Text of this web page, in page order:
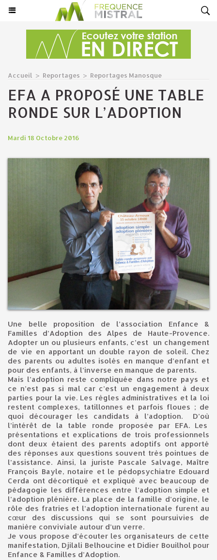
Accueil > Reportages > Reportages Manosque
EFA A PROPOSÉ UNE TABLE
RONDE SUR L’ADOPTION
Mardi 18 Octobre 2016
Une belle proposition de l’association Enfance &
Familles d’Adoption des Alpes de Haute-Provence.
Adopter un ou plusieurs enfants, c’est un changement
de vie en apportant un double rayon de soleil. Chez
des parents ou adultes isolés en manque d’enfant et
pour des enfants, à l’inverse en manque de parents.
Mais l’adoption reste compliquée dans notre pays et
ce n’est pas si mal car c’est un engagement à deux
parties pour la vie. Les règles administratives et la loi
restent complexes, tatillonnes et parfois floues ; de
quoi décourager les candidats à l’adoption. D’où
l’intérêt de la table ronde proposée par EFA. Les
présentations et explications de trois professionnels
dont deux étaient des parents adoptifs ont apporté
des réponses aux questions souvent très pointues de
l’assistance. Ainsi, la juriste Pascale Salvage, Maître
François Bayle, notaire et le pédopsychiatre Edouard
Cerda ont décortiqué et expliqué avec beaucoup de
pédagogie les différences entre l’adoption simple et
l’adoption plénière. La place de la famille d’origine, le
rôle des fratries et l’adoption internationale furent au
cœur des discussions qui se sont poursuivies de
manière conviviale autour d’un verre.
Je vous propose d’écouter les organisateurs de cette
manifestation, Djilali Belhoucine et Didier Bouilhol pour
Enfance & Familles d’Adoption.